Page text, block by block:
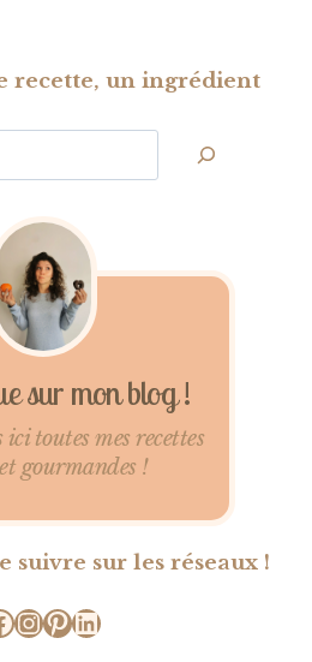
recette, un ingrédient
sur mon blog !
toutes mes recettes
gourmandes !
suivre sur les réseaux !
Instagram
Pinterest
LinkedIn